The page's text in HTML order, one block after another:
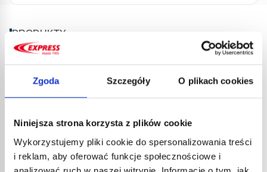
Zgoda Szczegóły O plikach cookies
Niniejsza strona korzysta z plików cookie
Wykorzystujemy pliki cookie do spersonalizowania treści
i reklam, aby oferować funkcje społecznościowe i
PRODUKTY
POWIĄZANE